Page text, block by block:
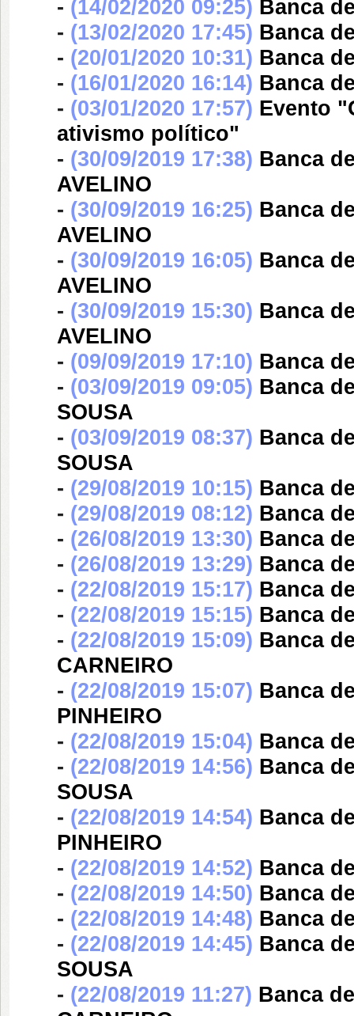
- (14/02/2020 09:25) Banca
- (13/02/2020 17:45) Banca
- (20/01/2020 10:31) Banca
- (16/01/2020 16:14) Banca
- (03/01/2020 17:57) Evento
ativismo político"
- (30/09/2019 17:38) Banca
AVELINO
- (30/09/2019 16:25) Banca
AVELINO
- (30/09/2019 16:05) Banca
AVELINO
- (30/09/2019 15:30) Banca
AVELINO
- (09/09/2019 17:10) Banca
- (03/09/2019 09:05) Banca
SOUSA
- (03/09/2019 08:37) Banca
SOUSA
- (29/08/2019 10:15) Banca
- (29/08/2019 08:12) Banca
- (26/08/2019 13:30) Banca
- (26/08/2019 13:29) Banca
- (22/08/2019 15:17) Banca
- (22/08/2019 15:15) Banca
- (22/08/2019 15:09) Banca
CARNEIRO
- (22/08/2019 15:07) Banca
PINHEIRO
- (22/08/2019 15:04) Banca
- (22/08/2019 14:56) Banca
SOUSA
- (22/08/2019 14:54) Banca
PINHEIRO
- (22/08/2019 14:52) Banca
- (22/08/2019 14:50) Banca
- (22/08/2019 14:48) Banca
- (22/08/2019 14:45) Banca
SOUSA
- (22/08/2019 11:27) Banca